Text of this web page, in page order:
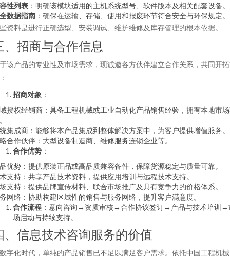
性列表 ：明确该模块适用的主机系统型号、软件版本及相关配套设备。
数据指南 ：确保在运输、存储、使用和报废环节符合安全与环保规定。
资料是进行正确选型、安装调试、维护维修及库存管理的根本依据。
、招商与合作信息
该产品的专业性及市场需求，现诚邀各方伙伴建立合作关系，共同开
招商对象 ：
授权经销商：具备工程机械或工业自动化产品销售经验，拥有本地市
集成商：能够将本产品集成到整体解决方案中，为客户提供增值服务。
合作伙伴：大型设备制造商、维修服务连锁企业等。
合作优势 ：
优势：提供原装正品或高品质兼容备件，保障货源稳定与质量可靠。
支持：共享产品技术资料，提供应用培训与远程技术支持。
支持：提供品牌宣传材料、联合市场推广及具有竞争力的价格体系。
网络：协助构建区域性的销售与服务网络，提升客户满意度。
合作流程 ：意向咨询→资质审核→合作协议签订→产品与技术培训→
场启动与持续支持。
、信息技术咨询服务的价值
字化时代，单纯的产品销售已不足以满足客户需求。依托中国工程机